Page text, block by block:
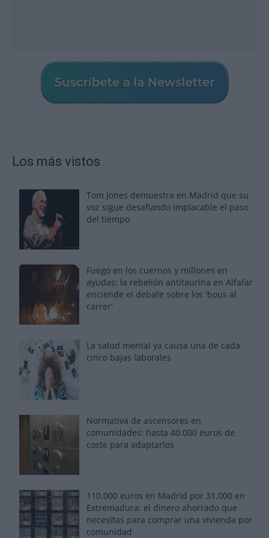
Los más vistos
Tom Jones demuestra en Madrid que su
voz sigue desafiando implacable el paso
del tiempo
Fuego en los cuernos y millones en
ayudas: la rebelión antitaurina en Alfafar
enciende el debate sobre los 'bous al
carrer'
La salud mental ya causa una de cada
cinco bajas laborales
Normativa de ascensores en
comunidades: hasta 40.000 euros de
coste para adaptarlos
110.000 euros en Madrid por 31.000 en
Extremadura: el dinero ahorrado que
necesitas para comprar una vivienda por
comunidad